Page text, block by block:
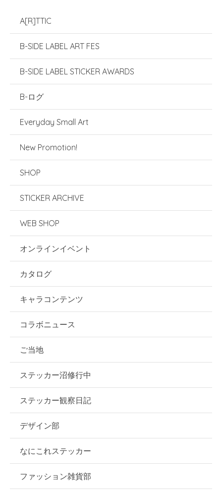
A[R]TTIC
B-SIDE LABEL ART FES
B-SIDE LABEL STICKER AWARDS
B-ログ
Everyday Small Art
New Promotion!
SHOP
STICKER ARCHIVE
WEB SHOP
オンラインイベント
カタログ
キャラコンテンツ
コラボニュース
ご当地
ステッカー沼修行中
ステッカー観察日記
デザイン部
なにこれステッカー
ファッション雑貨部